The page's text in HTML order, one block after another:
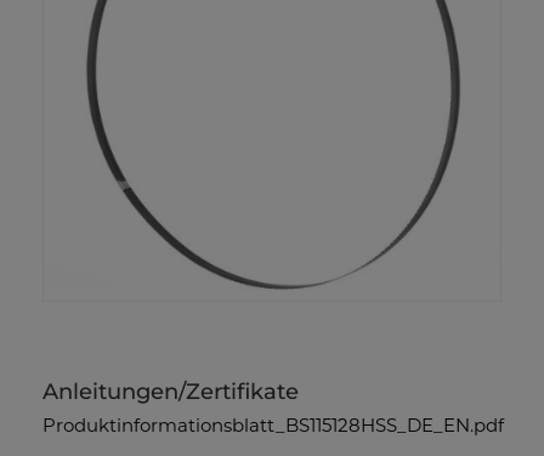
Anleitungen/Zertifikate
Produktinformationsblatt_BS115128HSS_DE_EN.pdf